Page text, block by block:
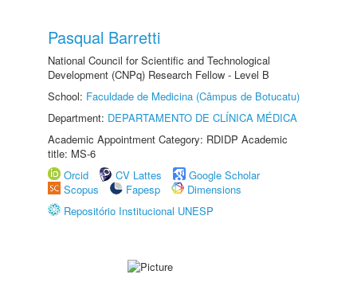
Pasqual Barretti
National Council for Scientific and Technological
Development (CNPq) Research Fellow - Level B
School: Faculdade de Medicina (Câmpus de Botucatu)
Department: DEPARTAMENTO DE CLÍNICA MÉDICA
Academic Appointment Category: RDIDP Academic
title: MS-6
Orcid
CV Lattes
Google Scholar
Scopus
Fapesp
Dimensions
Repositório Institucional UNESP